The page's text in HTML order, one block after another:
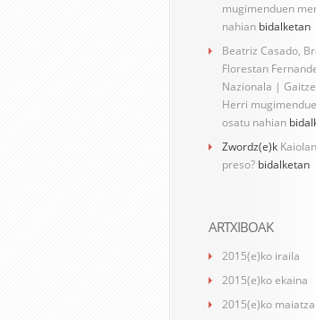
mugimenduen
nahian bidalketan
Beatriz Casado,
Florestan
Nazionala |
Herri
osatu nahian
Zwordz(e)k
preso? bidalketan
ARTXIBOAK
2015(e)ko iraila
2015(e)ko ekaina
2015(e)ko maiatza